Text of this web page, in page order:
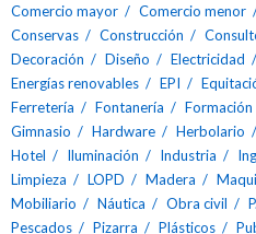
Comercio mayor
Comercio menor
Conservas
Construcción
Decoración
Diseño Electricidad
Energías renovables
EPI
Ferretería
Fontanería Formación
Gimnasio
Hardware Herbolario
Hotel
Iluminación Industria
Limpieza
LOPD Madera
Mobiliario
Náutica Obra civil
Pescados
Pizarra Plásticos